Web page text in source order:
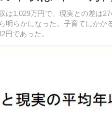
1,029万円で、現実との差は
明らかになった。子育てにかか
円であった。